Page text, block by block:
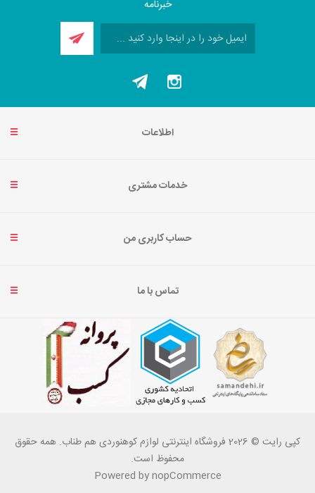
خبرنامه
اطلاعات
خدمات مشتری
حساب کاربری من
تماس با ما
کپی رایت © 2026 فروشگاه اینترنتی لوازم کوهنوردی هم طناب. همه حقوق
محفوظ است.
Powered bynopCommerce